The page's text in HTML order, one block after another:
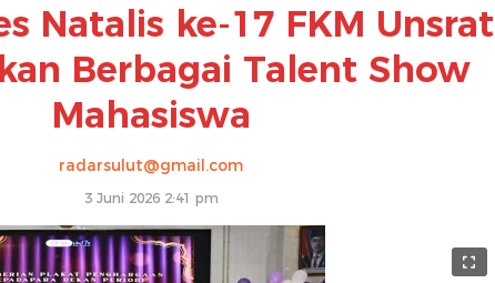
Natalis ke-17 FKM Unsrat
Berbagai Talent Show
Mahasiswa
radarsulut@gmail.com
3 Juni 2026 2:41 pm